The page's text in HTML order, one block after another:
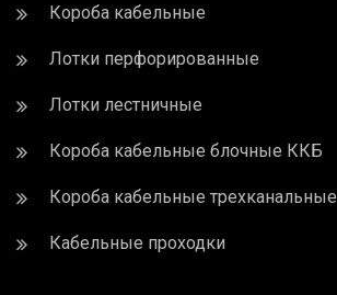
Короба кабельные
Лотки перфорированные
Лотки лестничные
Короба кабельные блочные ККБ
Короба кабельные трехканальные
Кабельные проходки